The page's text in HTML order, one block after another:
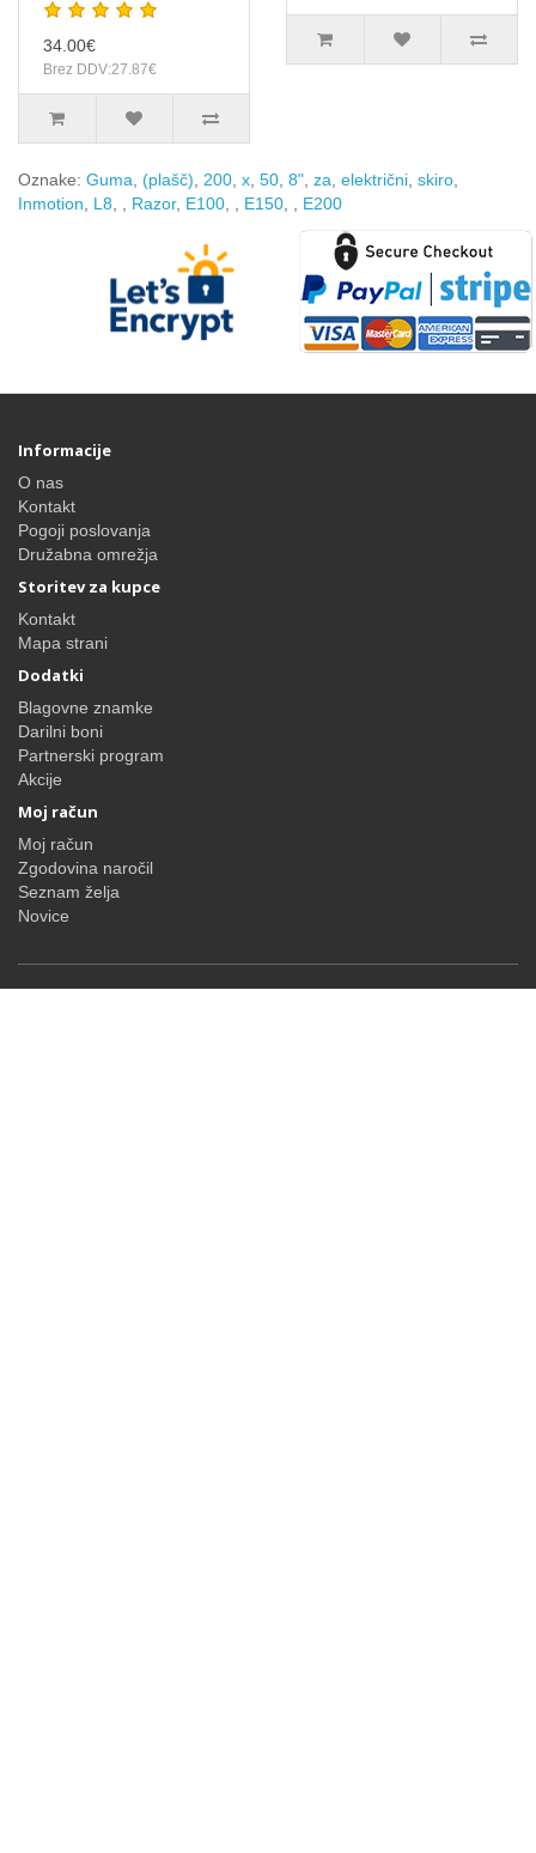
34.00€
Brez DDV:27.87€
Oznake: Guma (plašč) 200 x 50 8" za električni skiro
Inmotion
L8 Razor, E100 E150 E200
Informacije
O nas
Kontakt
Pogoji poslovanja
Družabna omrežja
Storitev za kupce
Kontakt
Mapa strani
Dodatki
Blagovne znamke
Darilni boni
Partnerski program
Akcije
Moj račun
Moj račun
Zgodovina naročil
Seznam želja
Novice